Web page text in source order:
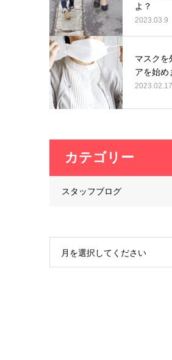
よ？
2023.03.9
マスクを
アを始め
2023.02.17
カテゴリー
スタッフブログ
月を選択してください